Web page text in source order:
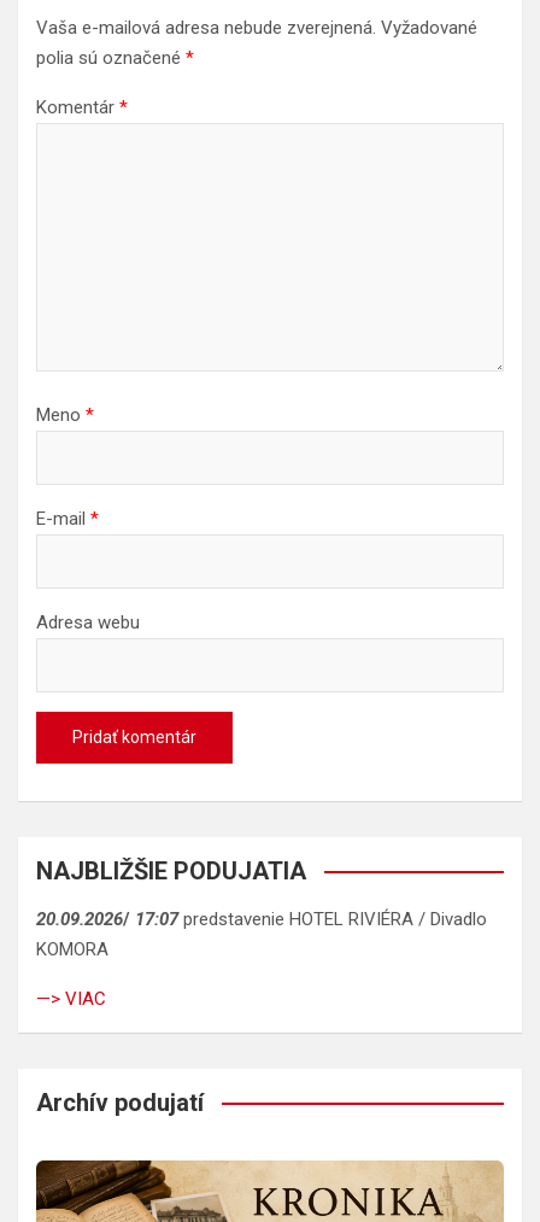
Vaša e-mailová adresa nebude zverejnená. Vyžadované
polia sú označené *
Komentár *
Meno *
E-mail *
Adresa webu
NAJBLIŽŠIE PODUJATIA
20.09.2026/ 17:07predstavenie HOTEL RIVIÉRA / Divadlo
KOMORA
—> VIAC
Archív podujatí